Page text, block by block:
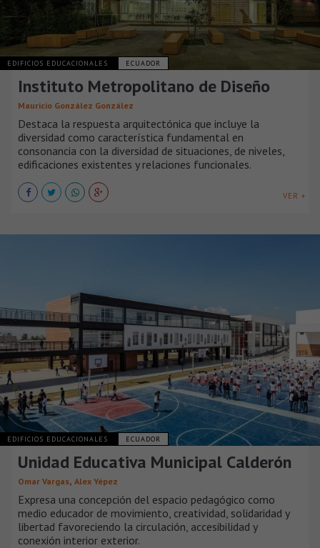
EDIFICIOS EDUCACIONALES ECUADOR
Instituto Metropolitano de Diseño
Mauricio González González
Destaca la respuesta arquitectónica que incluye la
diversidad como característica fundamental en
consonancia con la diversidad de situaciones, de niveles,
edificaciones existentes y relaciones funcionales.
VER +
EDIFICIOS EDUCACIONALES ECUADOR
Unidad Educativa Municipal Calderón
Omar Vargas, Alex Yépez
Expresa una concepción del espacio pedagógico como
medio educador de movimiento, creatividad, solidaridad y
libertad favoreciendo la circulación, accesibilidad y
conexión interior exterior.